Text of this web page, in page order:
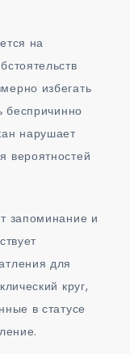
на
избегать
беспричинно
нарушает
вероятностей
запоминание и
для
круг,
в статусе